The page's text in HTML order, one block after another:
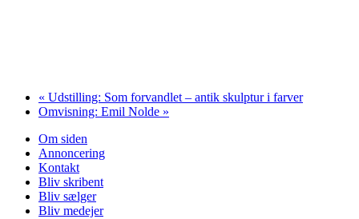
« Udstilling: Som forvandlet – antik skulptur i farver
Omvisning: Emil Nolde »
Om siden
Annoncering
Kontakt
Bliv skribent
Bliv sælger
Bliv medejer